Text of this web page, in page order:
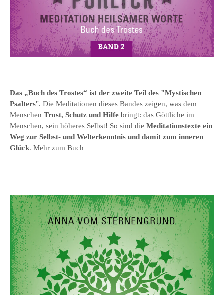
Das „Buch des Trostes“ ist der zweite Teil des "Mystischen
Psalters". Die Meditationen dieses Bandes zeigen, was dem
Menschen Trost, Schutz und Hilfe bringt: das Göttliche im
Menschen, sein höheres Selbst! So sind die Meditationstexte ein
Weg zur Selbst- und Welterkenntnis und damit zum inneren
Glück. Mehr zum Buch